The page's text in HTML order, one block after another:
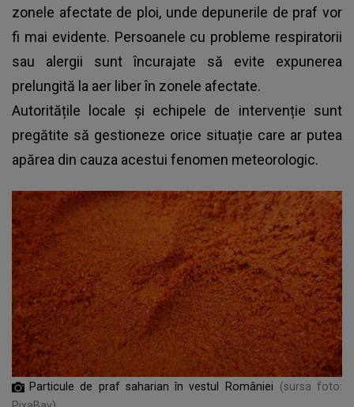
zonele afectate de ploi, unde depunerile de praf vor
fi mai evidente. Persoanele cu probleme respiratorii
sau alergii sunt încurajate să evite expunerea
prelungită la aer liber în zonele afectate.
Autoritățile locale și echipele de intervenție sunt
pregătite să gestioneze orice situație care ar putea
apărea din cauza acestui fenomen meteorologic.
Particule de praf saharian în vestul României
(sursa foto: